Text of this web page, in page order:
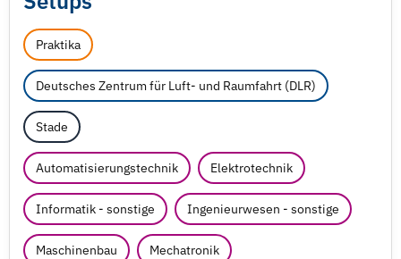
Praktika
Deutsches Zentrum für Luft- und Raumfahrt (DLR)
Stade
Automatisierungstechnik Elektrotechnik
Informatik - sonstige Ingenieurwesen - sonstige
Maschinenbau Mechatronik